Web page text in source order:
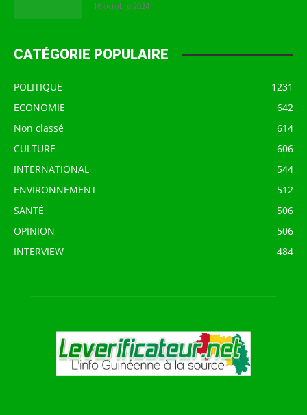
16 octobre 2024
CATÉGORIE POPULAIRE
POLITIQUE
1231
ECONOMIE
642
Non classé
614
CULTURE
606
INTERNATIONAL
544
ENVIRONNEMENT
512
SANTÉ
506
OPINION
506
INTERVIEW
484